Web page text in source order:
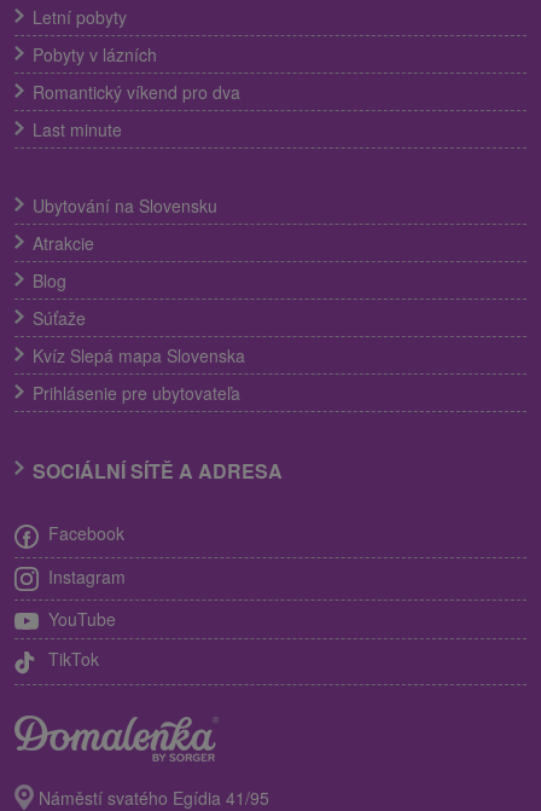
Letní pobyty
Pobyty v lázních
Romantický víkend pro dva
Last minute
Ubytování na Slovensku
Atrakcie
Blog
Súťaže
Kvíz Slepá mapa Slovenska
Prihlásenie pre ubytovateľa
SOCIÁLNÍ SÍTĚ A ADRESA
Facebook
Instagram
YouTube
TikTok
Náměstí svatého Egídia 41/95